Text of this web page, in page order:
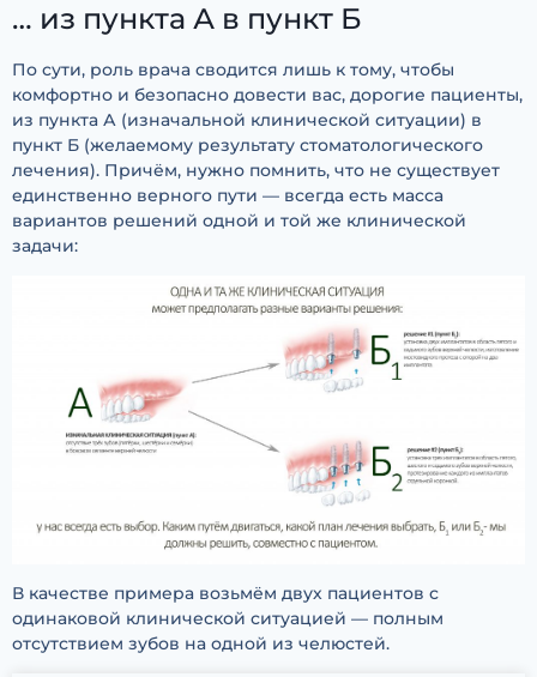
… из пункта А в пункт Б
По сути, роль врача сводится лишь к тому, чтобы
комфортно и безопасно довести вас, дорогие пациенты,
из пункта А (изначальной клинической ситуации) в
пункт Б (желаемому результату стоматологического
лечения). Причём, нужно помнить, что не существует
единственно верного пути — всегда есть масса
вариантов решений одной и той же клинической
задачи:
В качестве примера возьмём двух пациентов с
одинаковой клинической ситуацией — полным
отсутствием зубов на одной из челюстей.